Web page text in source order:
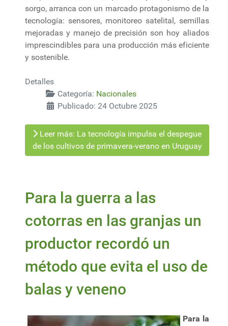
sorgo, arranca con un marcado protagonismo de la
tecnología: sensores, monitoreo satelital, semillas
mejoradas y manejo de precisión son hoy aliados
imprescindibles para una producción más eficiente
y sostenible.
Detalles
Categoría: Nacionales
Publicado: 24 Octubre 2025
Leer más: La tecnología impulsa el despegue
de los cultivos de primavera-verano en Uruguay
Para la guerra a las
cotorras en las granjas un
productor recordó un
método que evita el uso de
balas y veneno
Para la